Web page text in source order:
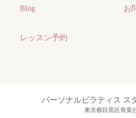
Blog お
レッスン予約
パーソナルピラティス ス
東京都目黒区青葉